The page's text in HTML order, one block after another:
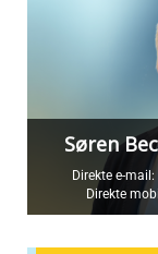
Direkte e-mail:
Direkte
Søren